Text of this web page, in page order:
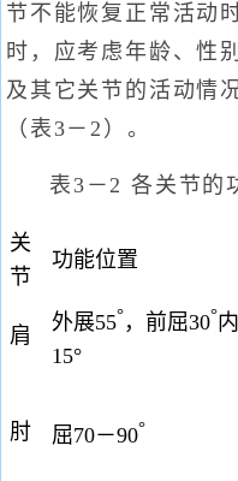
节不能恢复正常活动
时，应考虑年龄、性
及其它关节的活动情
（表3－2）。
表3－2 各关节的
关
节
功能位置
肩
外展55°，前屈30°
15°
肘 屈70－90°